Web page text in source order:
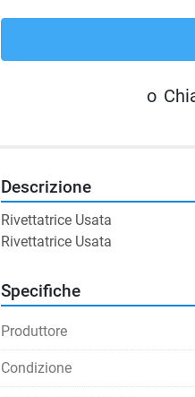
o
Descrizione
Rivettatrice Usata
Rivettatrice Usata
Specifiche
Produttore
Condizione